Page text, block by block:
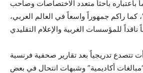
باعتباره باحثاً متعدد الاختصاصات وصاحب
كما راكم جمهوراً واسعاً في العالم العربي،
تتصدع تدريجياً بعد تقارير صحفية فرنسية
أكاديمية” وشبهات انتحال في بعض